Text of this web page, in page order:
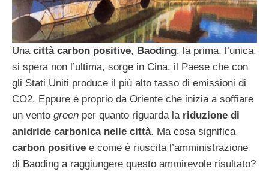
Una città carbon positive, Baoding, la prima, l’unica,
si spera non l’ultima, sorge in Cina, il Paese che con
gli Stati Uniti produce il più alto tasso di emissioni di
CO2. Eppure è proprio da Oriente che inizia a soffiare
un vento green per quanto riguarda la riduzione di
anidride carbonica nelle città. Ma cosa significa
carbon positive e come è riuscita l’amministrazione
di Baoding a raggiungere questo ammirevole risultato?